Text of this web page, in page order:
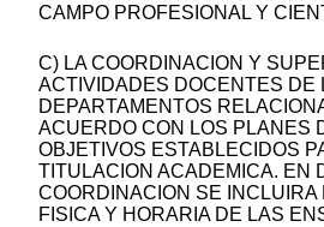
CAMPO PROFESIONAL Y
C) LA COORDINACION Y
ACTIVIDADES DOCENTES DE
DEPARTAMENTOS
ACUERDO CON LOS PLANES
OBJETIVOS ESTABLECIDOS
TITULACION ACADEMICA. EN
COORDINACION SE INCLUIRA
FISICA Y HORARIA DE LAS